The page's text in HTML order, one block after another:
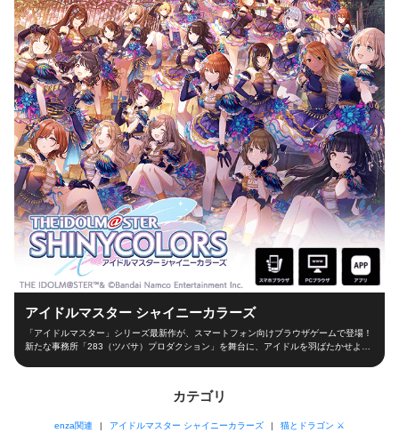
アイドルマスター シャイニーカラーズ
「アイドルマスター」シリーズ最新作が、スマートフォン向けブラウザゲームで登場！
新たな事務所「283（ツバサ）プロダクション」を舞台に、アイドルを羽ばたかせよ
て、レッスンやお仕事、オーディションなどの行動を選択！限られた期間の中でアイド
出場できるかは、プロデューサーの腕次第！ ■アイドルと信頼関係を深めよう！■ アイ
カテゴリ
enza関連 アイドルマスター シャイニーカラーズ 猫とドラゴン ⚔